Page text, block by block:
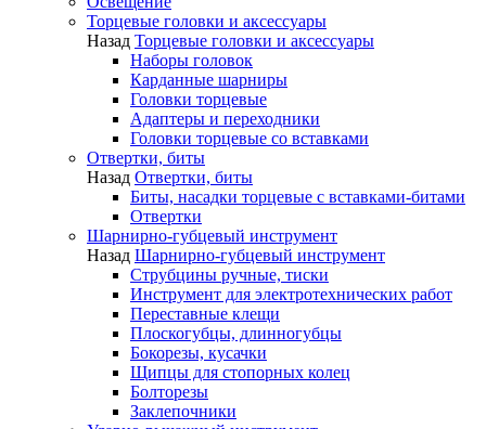
Торцевые головки и аксессуары
Назад Торцевые головки и аксессуары
Наборы головок
Карданные шарниры
Головки торцевые
Адаптеры и переходники
Головки торцевые со вставками
Отвертки, биты
Назад Отвертки, биты
Биты, насадки торцевые с вставками-битами
Отвертки
Шарнирно-губцевый инструмент
Назад Шарнирно-губцевый инструмент
Струбцины ручные, тиски
Инструмент для электротехнических работ
Переставные клещи
Плоскогубцы, длинногубцы
Бокорезы, кусачки
Щипцы для стопорных колец
Болторезы
Заклепочники